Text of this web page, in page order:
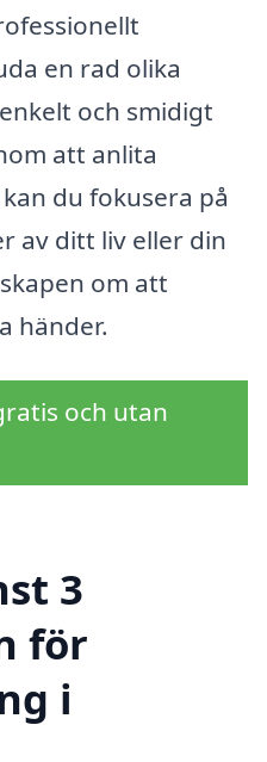
en rad olika
och smidigt
att anlita
du fokusera på
av ditt liv eller din
om att
händer.
och utan
3
för
i